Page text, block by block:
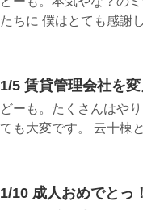
たちに 僕はとても感謝
1/5 賃貸管理会社を
どーも。たくさんはや
ても大変です。 云十棟
1/10 成人おめでとっ